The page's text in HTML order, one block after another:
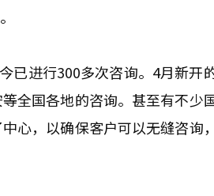
已进行300多次咨询。4月新开
全国各地的咨询。甚至有不少
心，以确保客户可以无缝咨询